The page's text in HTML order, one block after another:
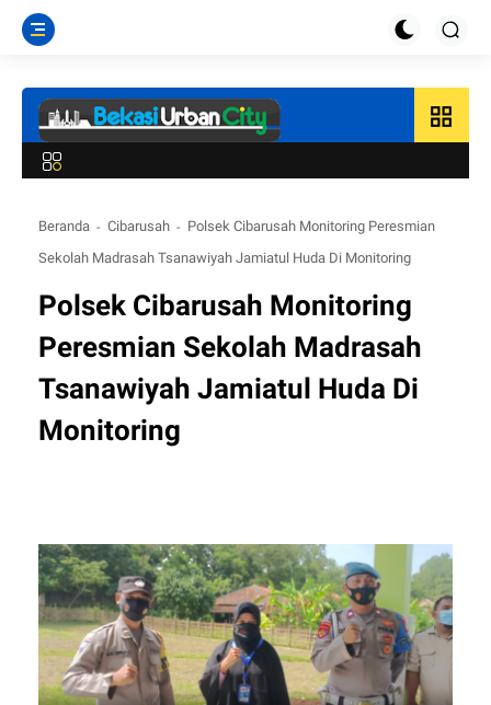
grid_view
Beranda Cibarusah
Polsek Cibarusah Monitoring Peresmian
Sekolah Madrasah Tsanawiyah Jamiatul Huda Di Monitoring
Polsek Cibarusah Monitoring
Peresmian Sekolah Madrasah
Tsanawiyah Jamiatul Huda Di
Monitoring